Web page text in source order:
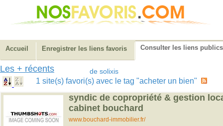
Accueil Enregistrer les liens favoris Consulter les liens publics
Les + récents de solixis
1 site(s) favori(s) avec le tag "acheter un bien"
syndic de copropriété & gestion
cabinet bouchard
www.bouchard-immobilier.fr/